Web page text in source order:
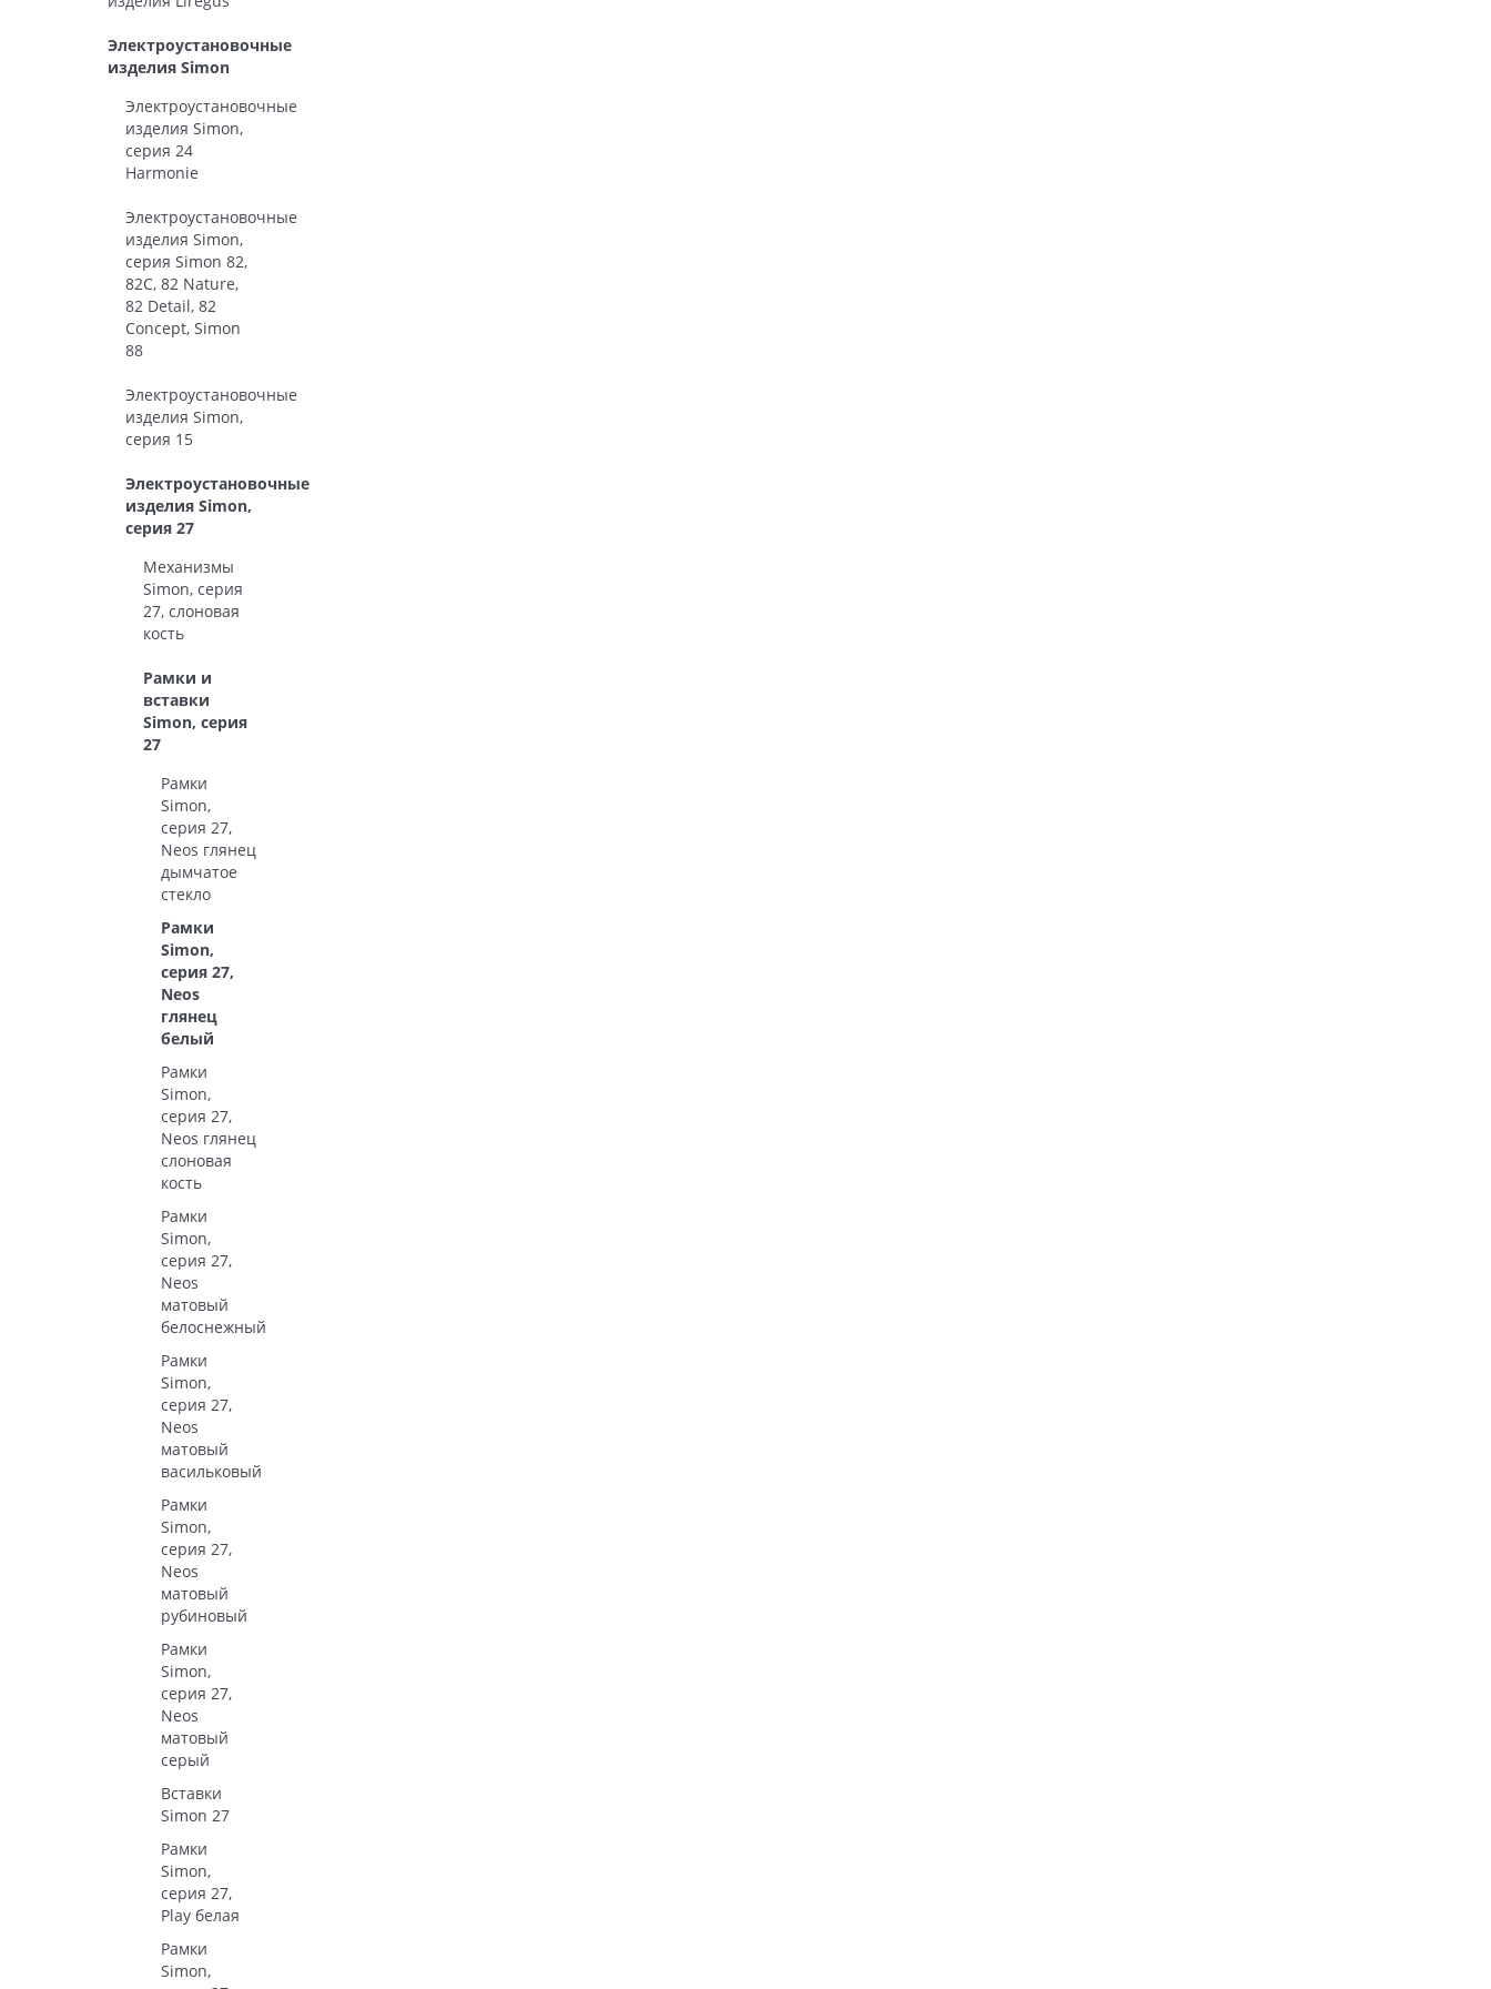
Электроустановочные
изделия Simon
Электроустановочные
изделия Simon,
серия 24
Harmonie
Электроустановочные
изделия Simon,
серия Simon 82,
82С, 82 Nature,
82 Detail, 82
Concept, Simon
88
Электроустановочные
изделия Simon,
серия 15
Электроустановочные
изделия Simon,
серия 27
Механизмы
Simon, серия
27, слоновая
кость
Рамки и
вставки
Simon, серия
27
Рамки
Simon,
серия 27,
Neos глянец
дымчатое
стекло
Рамки
Simon,
серия 27,
Neos
глянец
белый
Рамки
Simon,
серия 27,
Neos глянец
слоновая
кость
Рамки
Simon,
серия 27,
Neos
матовый
белоснежный
Рамки
Simon,
серия 27,
Neos
матовый
васильковый
Рамки
Simon,
серия 27,
Neos
матовый
рубиновый
Рамки
Simon,
серия 27,
Neos
матовый
серый
Вставки
Simon 27
Рамки
Simon,
серия 27,
Play белая
Рамки
Simon,